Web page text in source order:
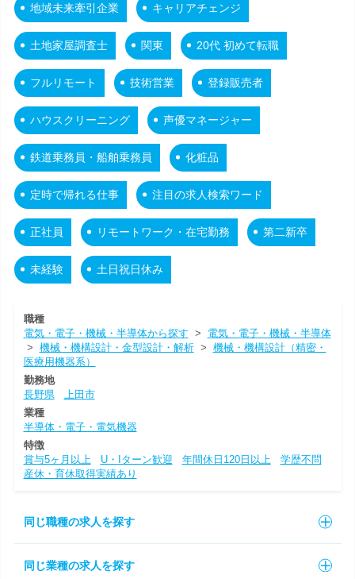
地域未来牽引企業 キャリアチェンジ
土地家屋調査士 関東 20代 初めて転職
フルリモート 技術営業 登録販売者
ハウスクリーニング 声優マネージャー
鉄道乗務員・船舶乗務員 化粧品
定時で帰れる仕事 注目の求人検索ワード
正社員 リモートワーク・在宅勤務 第二新卒
未経験 土日祝日休み
職種
電気・電子・機械・半導体から探す > 電気・電子・機械・半導体
> 機械・機構設計・金型設計・解析> 機械・機構設計（精密・
医療用機器系）
勤務地
長野県
上田市
業種
半導体・電子・電気機器
特徴
賞与5ヶ月以上
U・Iターン歓迎 年間休日120日以上
学歴不問
産休・育休取得実績あり
同じ職種の求人を探す
同じ業種の求人を探す